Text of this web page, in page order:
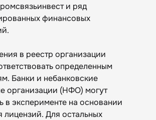
и ряд
финансовых
в реестр организации
определенным
Банки и небанковские
организации (НФО) могут
в эксперименте на основании
Для остальных